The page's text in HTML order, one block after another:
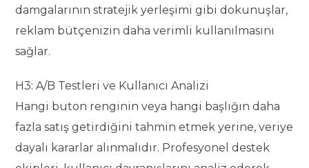
damgalarının stratejik yerleşimi gibi dokunuşlar,
reklam bütçenizin daha verimli kullanılmasını
sağlar.
H3: A/B Testleri ve Kullanıcı Analizi
Hangi buton renginin veya hangi başlığın daha
fazla satış getirdiğini tahmin etmek yerine, veriye
dayalı kararlar alınmalıdır. Profesyonel destek